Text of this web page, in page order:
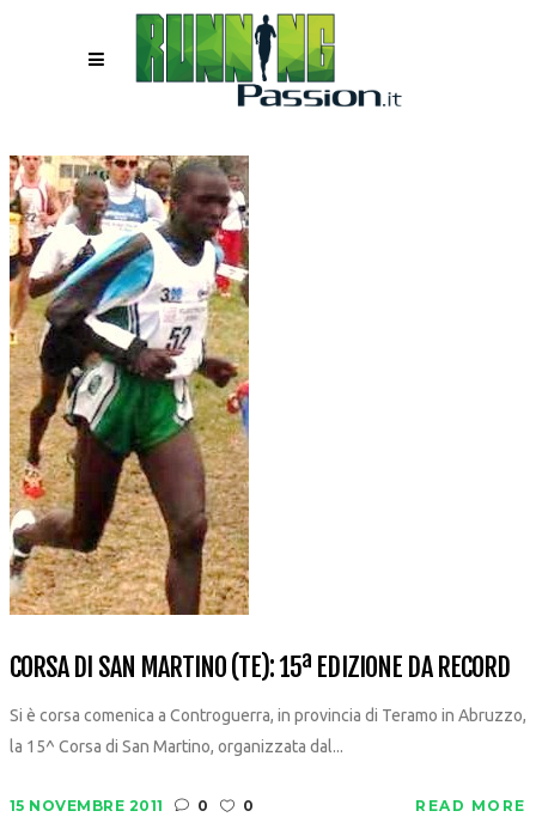
CORSA DI SAN MARTINO (TE): 15ª EDIZIONE DA RECORD
Si è corsa comenica a Controguerra, in provincia di Teramo in Abruzzo,
la 15^ Corsa di San Martino, organizzata dal...
15 NOVEMBRE 2011 0 0 READ MORE